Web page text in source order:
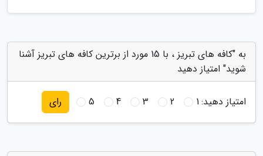
به "کافه های تبریز ، با 15 مورد از برترین کافه های تبریز آشنا
شوید" امتیاز دهید
امتیاز دهید:1
2
3
4
5 رای